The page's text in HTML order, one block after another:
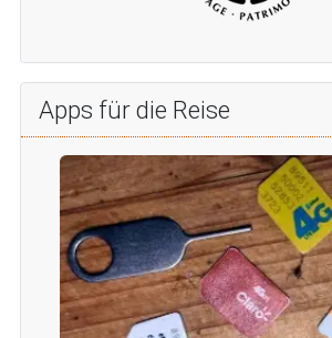
Apps für die Reise